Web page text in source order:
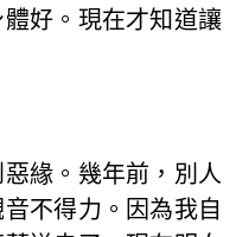
好。現在才知道讓
緣。幾年前，別人
不得力。因為我自